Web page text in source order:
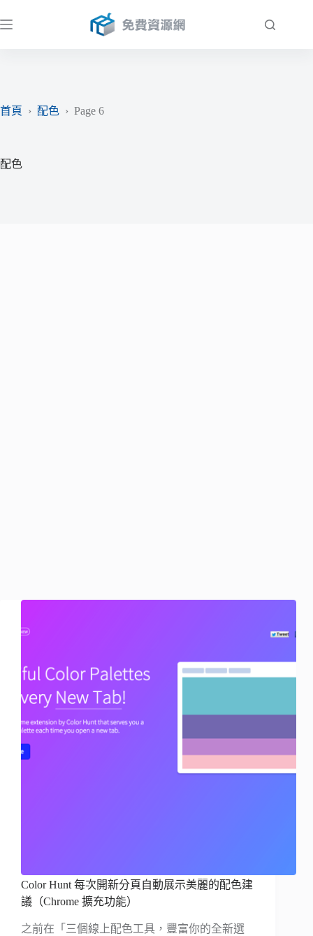
至
首頁
› 配色 › Page 6
配色
Color Hunt 每次開新分頁自動展示美麗的配色建
議（Chrome 擴充功能）
之前在「三個線上配色工具，豐富你的全新選